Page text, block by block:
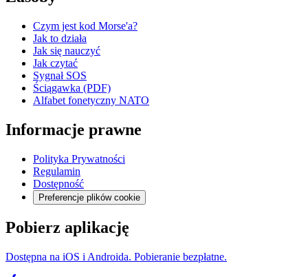
Czym jest kod Morse'a?
Jak to działa
Jak się nauczyć
Jak czytać
Sygnał SOS
Ściągawka (PDF)
Alfabet fonetyczny NATO
Informacje prawne
Polityka Prywatności
Regulamin
Dostępność
Preferencje plików cookie
Pobierz aplikację
Dostępna na iOS i Androida. Pobieranie bezpłatne.